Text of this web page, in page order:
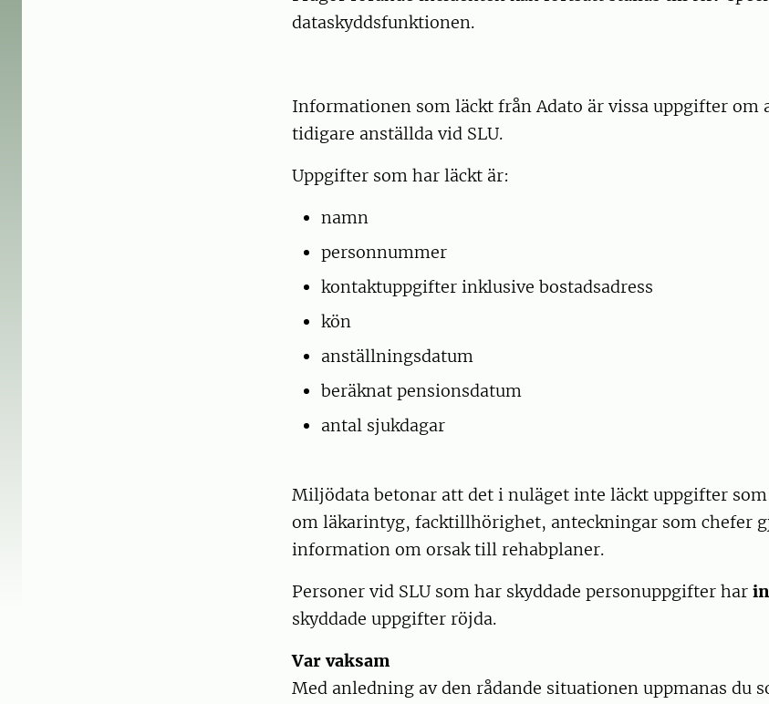
dataskyddsfunktionen.
Informationen som läckt från Adato är vissa uppgifter om
tidigare anställda vid SLU.
Uppgifter som har läckt är:
namn
personnummer
kontaktuppgifter inklusive bostadsadress
kön
anställningsdatum
beräknat pensionsdatum
antal sjukdagar
Miljödata betonar att det i nuläget inte läckt uppgifter
om läkarintyg, facktillhörighet, anteckningar som chefer
information om orsak till rehabplaner.
Personer vid SLU som har skyddade personuppgifter har
skyddade uppgifter röjda.
Var vaksam
Med anledning av den rådande situationen uppmanas du